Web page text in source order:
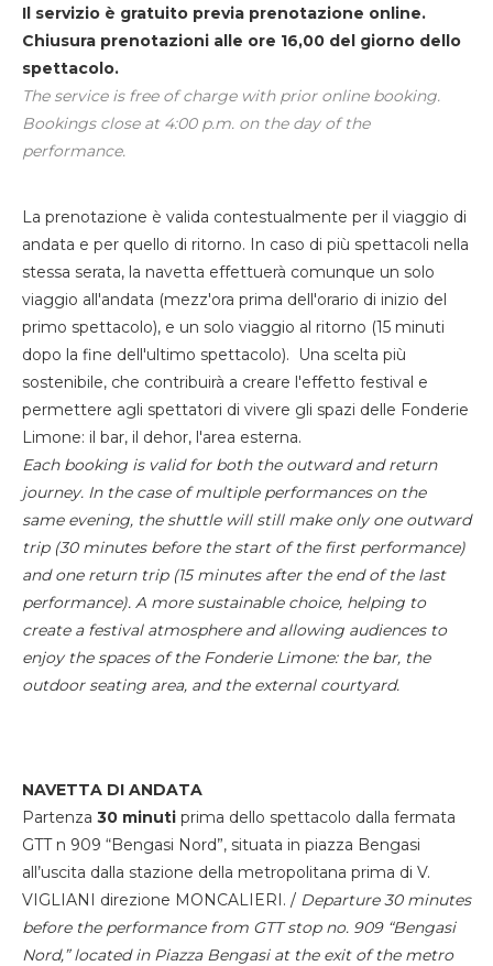
Il servizio è gratuito previa prenotazione online.
Chiusura prenotazioni alle ore 16,00 del giorno dello
spettacolo.
The service is free of charge with prior online booking.
Bookings close at 4:00 p.m. on the day of the
performance.
La prenotazione è valida contestualmente per il viaggio di
andata e per quello di ritorno. In caso di più spettacoli nella
stessa serata, la navetta effettuerà comunque un solo
viaggio all'andata (mezz'ora prima dell'orario di inizio del
primo spettacolo), e un solo viaggio al ritorno (15 minuti
dopo la fine dell'ultimo spettacolo). Una scelta più
sostenibile, che contribuirà a creare l'effetto festival e
permettere agli spettatori di vivere gli spazi delle Fonderie
Limone: il bar, il dehor, l'area esterna.
Each booking is valid for both the outward and return
journey. In the case of multiple performances on the
same evening, the shuttle will still make only one outward
trip (30 minutes before the start of the first performance)
and one return trip (15 minutes after the end of the last
performance). A more sustainable choice, helping to
create a festival atmosphere and allowing audiences to
enjoy the spaces of the Fonderie Limone: the bar, the
outdoor seating area, and the external courtyard.
NAVETTA DI ANDATA
Partenza 30 minuti prima dello spettacolo dalla fermata
GTT n 909 “Bengasi Nord”, situata in piazza Bengasi
all’uscita dalla stazione della metropolitana prima di V.
VIGLIANI direzione MONCALIERI. / Departure 30 minutes
before the performance from GTT stop no. 909 “Bengasi
Nord,” located in Piazza Bengasi at the exit of the metro